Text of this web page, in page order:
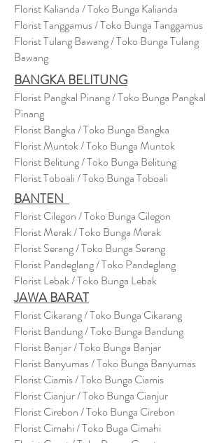
Florist Kalianda / Toko Bunga Kalianda
Florist Tanggamus / Toko Bunga Tanggamus
Florist Tulang Bawang / Toko Bunga Tulang
Bawang
BANGKA BELITUNG
Florist Pangkal Pinang / Toko Bunga Pangkal
Pinang
Florist Bangka / Toko Bunga Bangka
Florist Muntok / Toko Bunga Muntok
Florist Belitung / Toko Bunga Belitung
Florist Toboali / Toko Bunga Toboali
BANTEN
Florist Cilegon / Toko Bunga Cilegon
Florist Merak / Toko Bunga Merak
Florist Serang / Toko Bunga Serang
Florist Pandeglang / Toko Pandeglang
Florist Lebak / Toko Bunga Lebak
JAWA BARAT
Florist Cikarang/ Toko Bunga Cikarang
Florist Bandung / Toko Bunga Bandung
Florist Banjar / Toko Bunga Banjar
Florist Banyumas / Toko Bunga Banyumas
Florist Ciamis / Toko Bunga Ciamis
Florist Cianjur / Toko Bunga Cianjur
Florist Cirebon / Toko Bunga Cirebon
Florist Cimahi / Toko Buga Cimahi